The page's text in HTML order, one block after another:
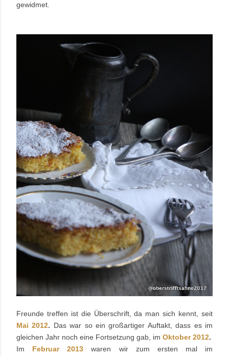
gewidmet.
Freunde treffen ist die Überschrift, da man sich kennt, seit
Mai 2012. Das war so ein großartiger Auftakt, dass es im
gleichen Jahr noch eine Fortsetzung gab, im Oktober 2012.
Im Februar 2013
waren wir zum ersten mal im